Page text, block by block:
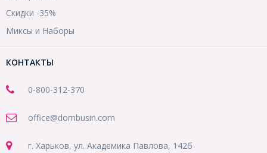
Скидки -35%
Миксы и Наборы
КОНТАКТЫ
0-800-312-370
office@dombusin.com
г. Харьков, ул. Академика Павлова, 142б